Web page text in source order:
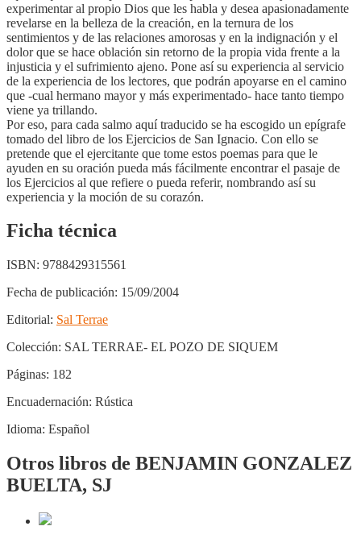
experimentar al propio Dios que les habla y desea apasionadamente
revelarse en la belleza de la creación, en la ternura de los
sentimientos y de las relaciones amorosas y en la indignación y el
dolor que se hace oblación sin retorno de la propia vida frente a la
injusticia y el sufrimiento ajeno. Pone así su experiencia al servicio
de la experiencia de los lectores, que podrán apoyarse en el camino
que -cual hermano mayor y más experimentado- hace tanto tiempo
viene ya trillando.
Por eso, para cada salmo aquí traducido se ha escogido un epígrafe
tomado del libro de los Ejercicios de San Ignacio. Con ello se
pretende que el ejercitante que tome estos poemas para que le
ayuden en su oración pueda más fácilmente encontrar el pasaje de
los Ejercicios al que refiere o pueda referir, nombrando así su
experiencia y la moción de su corazón.
Ficha técnica
ISBN: 9788429315561
Fecha de publicación: 15/09/2004
Editorial: Sal Terrae
Colección: SAL TERRAE- EL POZO DE SIQUEM
Páginas: 182
Encuadernación: Rústica
Idioma: Español
Otros libros de BENJAMIN GONZALEZ
BUELTA, SJ